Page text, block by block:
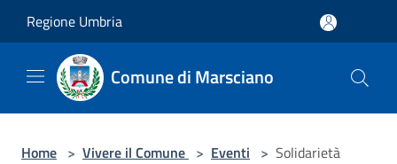
Regione Umbria
Comune di Marsciano
Home > Vivere il Comune > Eventi > Solidarietà